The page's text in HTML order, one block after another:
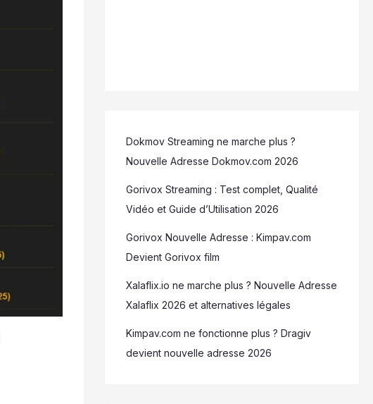
Dokmov Streaming ne marche plus ?
Nouvelle Adresse Dokmov.com 2026
Gorivox Streaming : Test complet, Qualité
Vidéo et Guide d’Utilisation 2026
Gorivox Nouvelle Adresse : Kimpav.com
Devient Gorivox film
Xalaflix.io ne marche plus ? Nouvelle Adresse
Xalaflix 2026 et alternatives légales
Kimpav.com ne fonctionne plus ? Dragiv
devient nouvelle adresse 2026